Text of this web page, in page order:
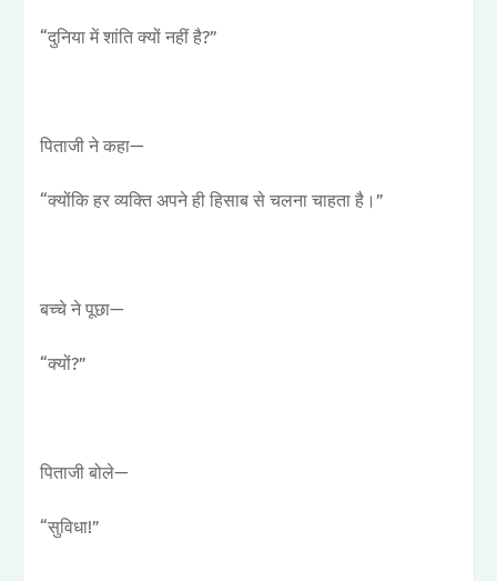
“दुनिया में शांति क्यों नहीं है?”
पिताजी ने कहा—
“क्योंकि हर व्यक्ति अपने ही हिसाब से चलना चाहता है।”
बच्चे ने पूछा—
“क्यों?”
पिताजी बोले—
“सुविधा!”